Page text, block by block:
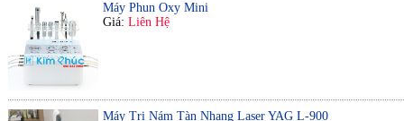
Máy Phun Oxy Mini
Giá: Liên Hệ
Máy Trị Nám Tàn Nhang Laser YAG L-900